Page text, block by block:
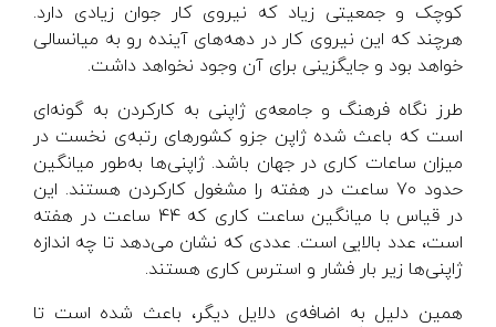
کوچک و جمعیتی زیاد که نیروی کار جوان زیادی دارد.
هرچند که این نیروی کار در دهه‌های آینده رو به میانسالی
خواهد بود و جایگزینی برای آن وجود نخواهد داشت.
طرز نگاه فرهنگ و جامعه‌ی ژاپنی به کارکردن به گونه‌ای
است که باعث شده ژاپن جزو کشورهای رتبه‌ی نخست در
میزان ساعات کاری در جهان باشد. ژاپنی‌ها به‌طور میانگین
حدود 70 ساعت در هفته را مشغول کارکردن هستند. این
در قیاس با میانگین ساعت کاری که 44 ساعت در هفته
است، عدد بالایی است. عددی که نشان می‌دهد تا چه اندازه
ژاپنی‌ها زیر بار فشار و استرس کاری هستند.
همین دلیل به اضافه‌ی دلایل دیگر، باعث شده است تا